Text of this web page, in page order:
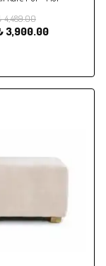
4,489.00
3,900.00